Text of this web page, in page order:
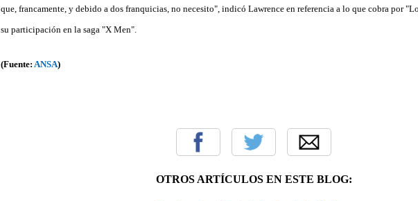
que, francamente, y debido a dos franquicias, no necesito", indicó Lawrence en referencia a lo que cobra por
su participación en la saga "X Men".
(Fuente: ANSA)
OTROS ARTÍCULOS EN ESTE BLOG: